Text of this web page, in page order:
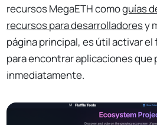
recursos MegaETH comoguías
recursos para desarrolladoresy
página principal, es útil activar
para encontrar aplicaciones que
inmediatamente.